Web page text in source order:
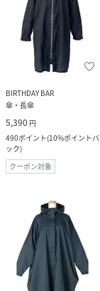
BIRTHDAY BAR
傘・長傘
5,390 円
490ポイント(10%ポイントバ
ック)
クーポン対象